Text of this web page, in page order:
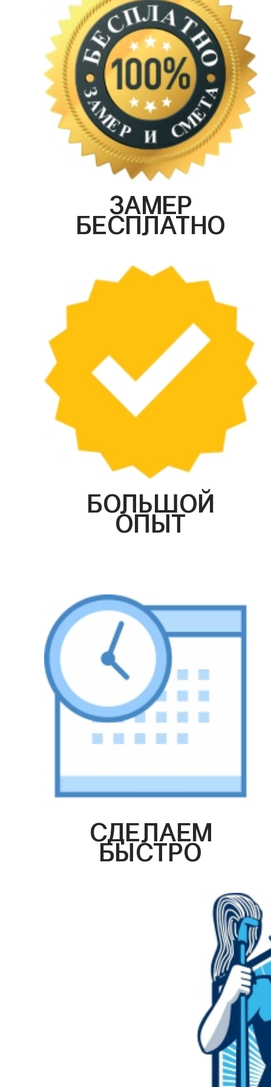
ЗАМЕР
БЕСПЛАТНО
БОЛЬШОЙ
ОПЫТ
СДЕЛАЕМ
БЫСТРО